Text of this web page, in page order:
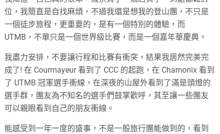
位，我簡直是自找麻煩，不過我還是想我的登山團，不只是
一個徒步旅程，更重要的，是有一個特別的體驗，而
UTMB，不單只是一個世界級比賽，而是一個嘉年華慶典。
我盡力安排，不要讓行程和比賽有衝突，結果我居然完美完
成了! 在 Courmayeur 看到了 CCC 的起跑，在 Chamonix 看到
了 UTMB 冠軍選手衝線，在深夜的山屋外看到了滿是頭燈的
選手群，團友為不知名的選手們鼓掌歡呼，其至讓一些團友
可以親眼看到自己的朋友衝線。
能感受到一年一度的盛事，不是一般旅行團能做到的，看到